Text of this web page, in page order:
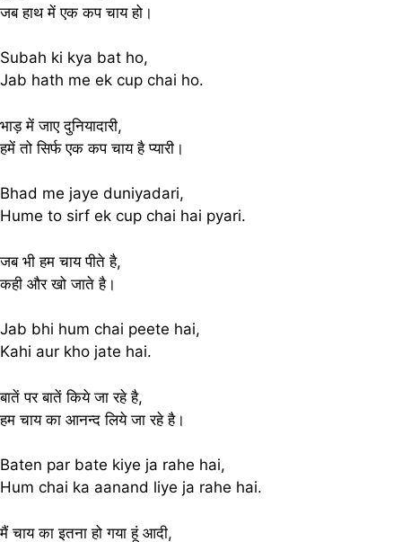
जब हाथ में एक कप चाय हो।
Subah ki kya bat ho,
Jab hath me ek cup chai ho.
भाड़ में जाए दुनियादारी,
हमें तो सिर्फ एक कप चाय है प्यारी।
Bhad me jaye duniyadari,
Hume to sirf ek cup chai hai pyari.
जब भी हम चाय पीते है,
कही और खो जाते है।
Jab bhi hum chai peete hai,
Kahi aur kho jate hai.
बातें पर बातें किये जा रहे है,
हम चाय का आनन्द लिये जा रहे है।
Baten par bate kiye ja rahe hai,
Hum chai ka aanand liye ja rahe hai.
मैं चाय का इतना हो गया हूं आदी,